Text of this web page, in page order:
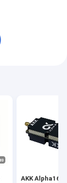
AKK Alpha16